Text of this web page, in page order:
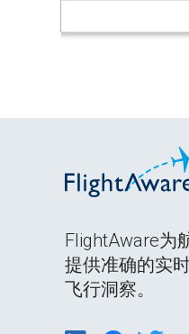
FlightAware为
提供准确的实
飞行洞察。